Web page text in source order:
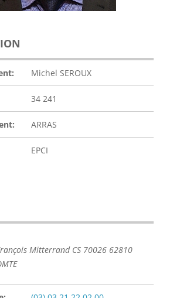
Michel SEROUX
34 241
ARRAS
EPCI
Mitterrand CS 70026 62810